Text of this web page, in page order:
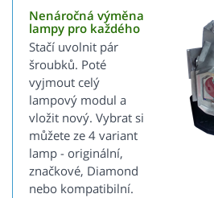
Nenáročná výměna
lampy pro každého
Stačí uvolnit pár
šroubků. Poté
vyjmout celý
lampový modul a
vložit nový. Vybrat si
můžete ze 4 variant
lamp - originální,
značkové, Diamond
nebo kompatibilní.